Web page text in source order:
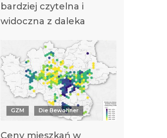
bardziej czytelna i
widoczna z daleka
GZM Die Bewohner
Ceny mieszkań w